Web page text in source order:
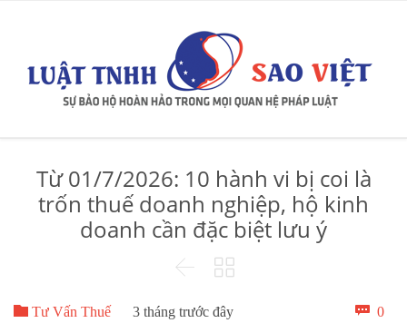
Từ 01/7/2026: 10 hành vi bị coi là
trốn thuế doanh nghiệp, hộ kinh
doanh cần đặc biệt lưu ý
 
 Tư Vấn Thuế 3 tháng trước đây  0